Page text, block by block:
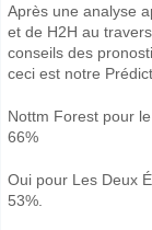
Après une analyse
et de H2H au
conseils des
ceci est notre
Nottm Forest pour
66%
Oui pour Les Deux
53%.